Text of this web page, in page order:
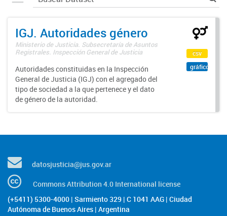
IGJ. Autoridades género
Ministerio de Justicia. Subsecretaría de Asuntos
Registrales. Inspección General de Justicia
Autoridades constituidas en la Inspección
General de Justicia (IGJ) con el agregado del
tipo de sociedad a la que pertenece y el dato
de género de la autoridad.
csv
gráfico
datosjusticia@jus.gov.ar
Commons Attribution 4.0 International license
(+5411) 5300-4000 | Sarmiento 329 | C 1041 AAG | Ciudad
Autónoma de Buenos Aires | Argentina